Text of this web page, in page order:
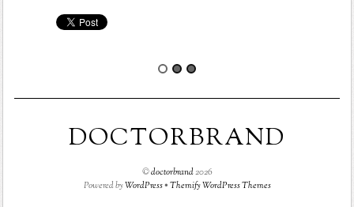
DOCTORBRAND
©doctorbrand2026
Powered byWordPress•Themify WordPress Themes